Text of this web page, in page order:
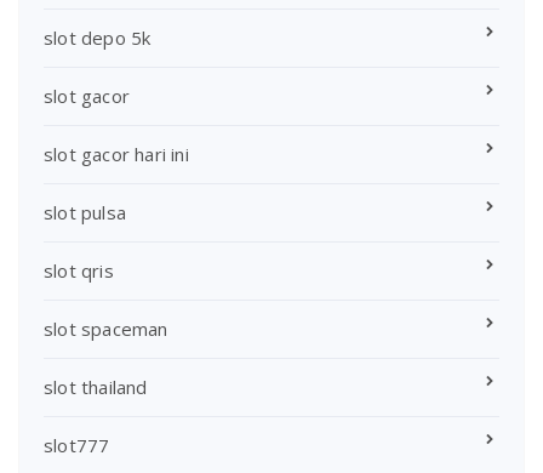
slot depo 5k
slot gacor
slot gacor hari ini
slot pulsa
slot qris
slot spaceman
slot thailand
slot777